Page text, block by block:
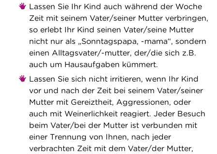
Lassen Sie Ihr Kind auch während der Woche
Zeit mit seinem Vater/seiner Mutter verbringen,
so erlebt Ihr Kind seinen Vater/seine Mutter
nicht nur als „Sonntagspapa, -mama“, sondern
einen Alltagsvater/-mutter, der/die sich z.B.
auch um Hausaufgaben kümmert.
Lassen Sie sich nicht irritieren, wenn Ihr Kind
vor und nach der Zeit bei seinem Vater/seiner
Mutter mit Gereiztheit, Aggressionen, oder
auch mit Weinerlichkeit reagiert. Jeder Besuch
beim Vater/bei der Mutter ist verbunden mit
einer Trennung von Ihnen, nach jeder
verbrachten Zeit mit dem Vater/der Mutter,